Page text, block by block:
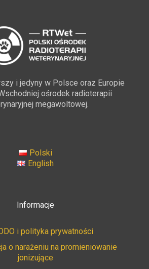
i jedyny w Polsce oraz Europie
ośrodek radioterapii
megawoltowej.
Polski
English
Informacje
i polityka prywatności
o narażeniu na promieniowanie
jonizujące